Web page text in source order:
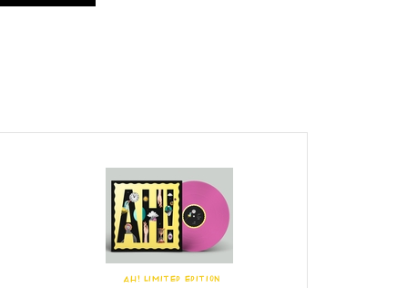
AH! LIMITED EDITION